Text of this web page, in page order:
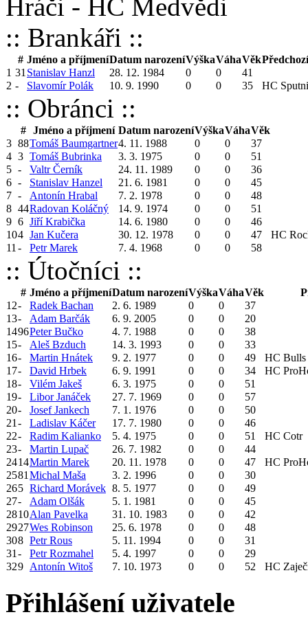
Hráči - HC Medvědi
:: Brankáři ::
# Jméno a příjmeníDatum narozeníVýškaVáhaVěk
1 31 Stanislav Hanzl 28. 12. 1984 0 0
41
2 - Slavomír Polák 10. 9. 1990 0 0 35 HC
:: Obránci ::
# Jméno a příjmení Datum narozeníVýškaVáhaVěk
3 88Tomáš Baumgartner4. 11. 1988 0 0
37
4 3 Tomáš Bubrinka 3. 3. 1975 0 0
51
5 - Valtr Černík 24. 11. 1989 0 0
36
6 - Stanislav Hanzel 21. 6. 1981 0 0
45
7 - Antonín Hrabal 7. 2. 1978 0 0
48
8 44Radovan Koláčný 14. 9. 1974 0 0
51
9 6 Jiří Krabička 14. 6. 1980 0 0
46
104 Jan Kučera 30. 12. 1978 0 0 47
HC
11 - Petr Marek 7. 4. 1968 0 0 58
:: Útočníci ::
# Jméno a příjmeníDatum narozeníVýškaVáhaVěk
12- Radek Bachan 2. 6. 1989 0 0
37
13- Adam Barčák 6. 9. 2005 0 0
20
1496Peter Bučko 4. 7. 1988 0 0
38
15- Aleš Bzduch 14. 3. 1993 0 0
33
16- Martin Hnátek 9. 2. 1977 0 0 49
HC Bulls
17- David Hrbek 6. 9. 1991 0 0 34
HC
18- Vilém Jakeš 6. 3. 1975 0 0
51
19- Libor Janáček 27. 7. 1969 0 0
57
20- Josef Jankech 7. 1. 1976 0 0
50
21 - Ladislav Káčer 17. 7. 1980 0 0
46
22- Radim Kalianko 5. 4. 1975 0 0 51
HC Cotr
23- Martin Lupač 26. 7. 1982 0 0
44
2414Martin Marek 20. 11. 1978 0 0 47
HC
2581 Michal Maša 3. 2. 1996 0 0
30
265 Richard Morávek 8. 5. 1977 0 0
49
27- Adam Olšák 5. 1. 1981 0 0
45
2810Alan Pavelka 31. 10. 1983 0 0
42
2927Wes Robinson 25. 6. 1978 0 0
48
308 Petr Rous 5. 11. 1994 0 0
31
31 - Petr Rozmahel 5. 4. 1997 0 0
29
329 Antonín Witoš 7. 10. 1973 0 0 52 HC
Přihlášení uživatele